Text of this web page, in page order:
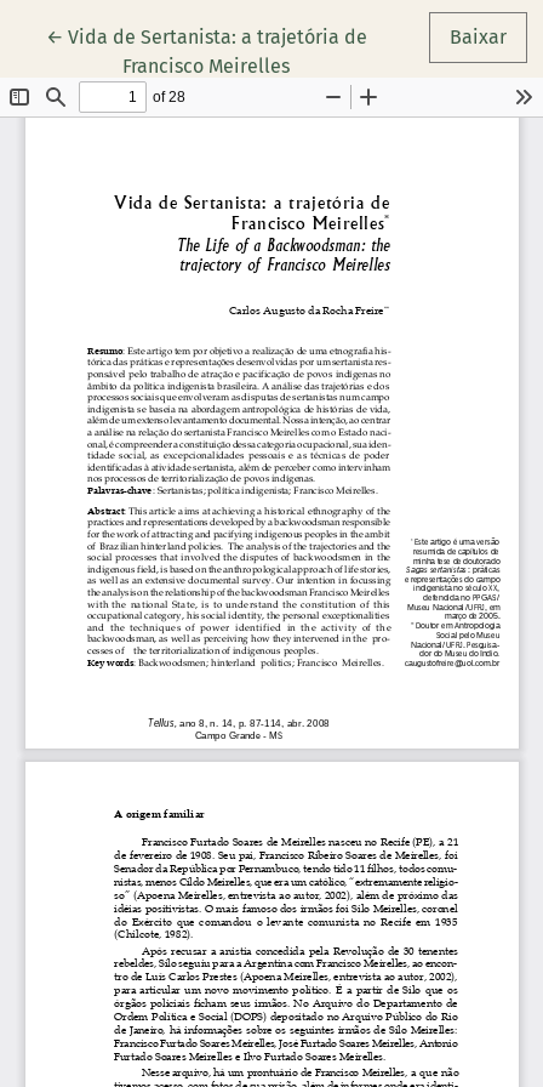
← Voltar aos Detalhes do Artigo
Vida de Sertanista: a trajetória de
Francisco Meirelles
Baixar